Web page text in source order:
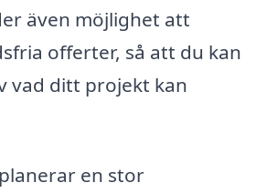
även möjlighet att
offerter, så att du kan
vad ditt projekt kan
en stor